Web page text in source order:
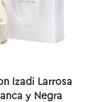
Izadi Larrosa
y Negra